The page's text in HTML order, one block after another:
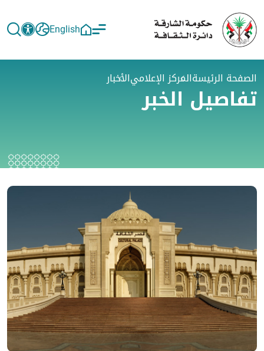
English
الصفحة الرئيسةالمركز الإعلاميالأخبار
تفاصيل الخبر